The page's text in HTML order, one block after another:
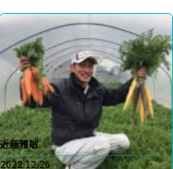
近藤雅敏
2022.12.26